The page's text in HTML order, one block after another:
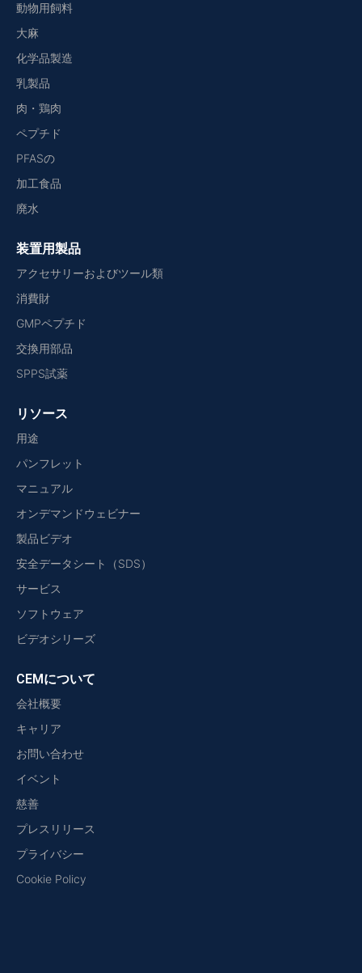
動物用飼料
大麻
化学品製造
乳製品
肉・鶏肉
ペプチド
PFASの
加工食品
廃水
装置用製品
アクセサリーおよびツール類
消費財
GMPペプチド
交換用部品
SPPS試薬
リソース
用途
パンフレット
マニュアル
オンデマンドウェビナー
製品ビデオ
安全データシート（SDS）
サービス
ソフトウェア
ビデオシリーズ
CEMについて
会社概要
キャリア
お問い合わせ
イベント
慈善
プレスリリース
プライバシー
Cookie Policy